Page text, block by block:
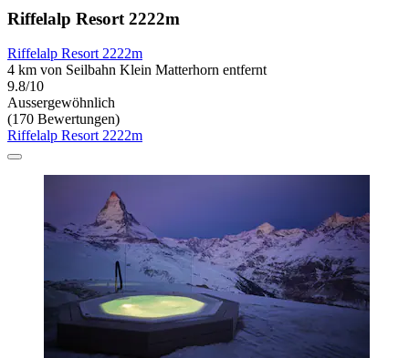
Riffelalp Resort 2222m
Riffelalp Resort 2222m
4 km von Seilbahn Klein Matterhorn entfernt
9.8/10
Aussergewöhnlich
(170 Bewertungen)
Riffelalp Resort 2222m